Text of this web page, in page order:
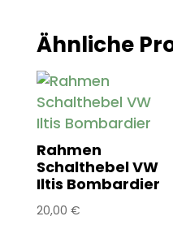
Ähnliche
Rahmen
Schalthebel VW
Iltis Bombardier
20,00 €